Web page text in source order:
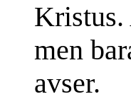
Kristus.
men
avser.